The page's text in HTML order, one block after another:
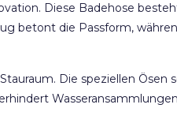
Diese Badehose
betont die Passform,
Die speziellen Ösen